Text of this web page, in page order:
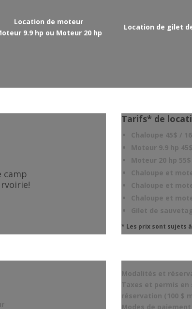
Location de moteur
9.9 hp ou Moteur 20 hp
Location de gilet
camp
Tarifs* de
Chaloupe 45$ /
Moteur 9.9 hp
Moteur 20 hp
Chaloupe et
Chaloupe et
Chaloupe et
Gilet de
* Les prix sont sujets
Modalités et
Taxes et permis en
réservation (100 $
Modes de